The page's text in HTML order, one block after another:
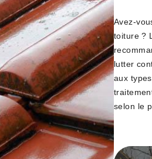
Avez-
toiture ?
lutter
aux
selon le